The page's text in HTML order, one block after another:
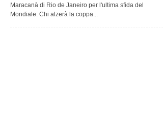
Maracanà di Rio de Janeiro per l'ultima sfida del
Mondiale. Chi alzerà la coppa...